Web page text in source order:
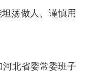
荡做人、谨慎用
河北省委常委班子